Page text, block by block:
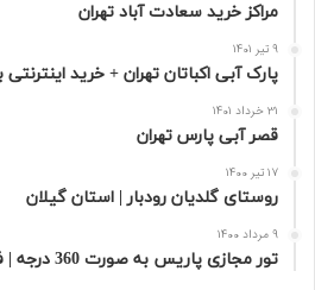
مراکز خرید سعادت‌ آباد تهران
9 تیر 1401
پارک آبی اکباتان تهران + خرید اینترنتی
31 خرداد 1401
قصر آبی پارس تهران
17 تیر 1400
روستای گلدیان رودبار | استان گیلان
9 مرداد 1400
تور مجازی پاریس به صورت 360 درجه | فرانسه